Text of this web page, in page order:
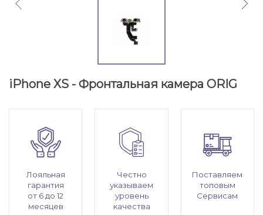
iPhone XS - Фронтальная камера ORIG
Лояльная
гарантия
от 6 до 12
месяцев
Честно
указываем
уровень
качества
Поставляем
топовым
Сервисам